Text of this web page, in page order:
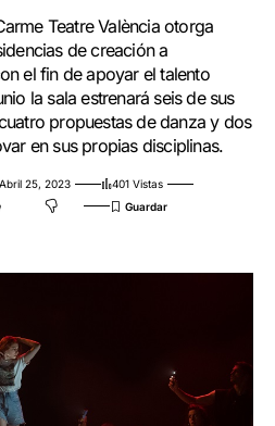
Teatre València otorga
de creación a
el fin de apoyar el talento
la sala estrenará seis de sus
propuestas de danza y dos
en sus propias disciplinas.
25, 2023
401 Vistas